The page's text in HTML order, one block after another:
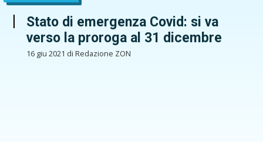
Stato di emergenza Covid: si va
verso la proroga al 31 dicembre
16 giu 2021 di Redazione ZON